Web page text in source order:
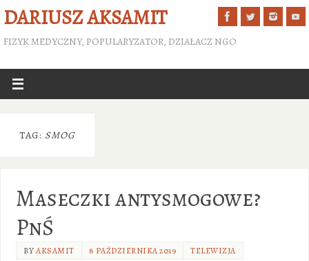
DARIUSZ AKSAMIT
FIZYK MEDYCZNY, POPULARYZATOR, DZIAŁACZ NGO
TAG: SMOG
Maseczki antysmogowe?
PnŚ
BYAKSAMIT 8 PAŹDZIERNIKA 2019 TELEWIZJA